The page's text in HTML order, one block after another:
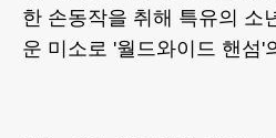
한 손동작을 취해 특유의 소
운 미소로 '월드와이드 핸섬'